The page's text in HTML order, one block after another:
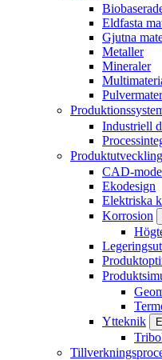
Eldfasta
Gjutna
Metaller
Mineraler
Industriell
Produktutveckling
CAD-
Ekodesign
Elektriska
Korrosion
Ytteknik